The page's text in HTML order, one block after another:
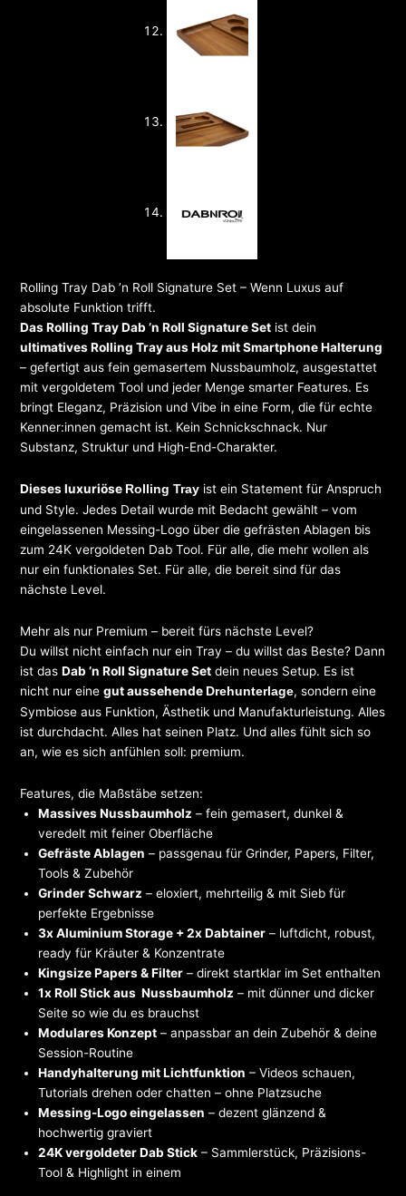
Rolling Tray Dab ’n Roll Signature Set – Wenn Luxus auf
absolute Funktion trifft.
Das Rolling Tray Dab ’n Roll Signature Set ist dein
ultimatives Rolling Tray aus Holz mit Smartphone Halterung
– gefertigt aus fein gemasertem Nussbaumholz, ausgestattet
mit vergoldetem Tool und jeder Menge smarter Features. Es
bringt Eleganz, Präzision und Vibe in eine Form, die für echte
Kenner:innen gemacht ist. Kein Schnickschnack. Nur
Substanz, Struktur und High-End-Charakter.
Dieses luxuriöse Rolling Tray ist ein Statement für Anspruch
und Style. Jedes Detail wurde mit Bedacht gewählt – vom
eingelassenen Messing-Logo über die gefrästen Ablagen bis
zum 24K vergoldeten Dab Tool. Für alle, die mehr wollen als
nur ein funktionales Set. Für alle, die bereit sind für das
nächste Level.
Mehr als nur Premium – bereit fürs nächste Level?
Du willst nicht einfach nur ein Tray – du willst das Beste? Dann
ist dasDab ’n Roll Signature Set dein neues Setup. Es ist
nicht nur einegut aussehende Drehunterlage, sondern eine
Symbiose aus Funktion, Ästhetik und Manufakturleistung. Alles
ist durchdacht. Alles hat seinen Platz. Und alles fühlt sich so
an, wie es sich anfühlen soll: premium.
Features, die Maßstäbe setzen:
Massives Nussbaumholz – fein gemasert, dunkel &
veredelt mit feiner Oberfläche
Gefräste Ablagen – passgenau für Grinder, Papers, Filter,
Tools & Zubehör
Grinder Schwarz – eloxiert, mehrteilig & mit Sieb für
perfekte Ergebnisse
3x Aluminium Storage + 2x Dabtainer – luftdicht, robust,
ready für Kräuter & Konzentrate
Kingsize Papers & Filter – direkt startklar im Set enthalten
1x Roll Stick aus Nussbaumholz – mit dünner und dicker
Seite so wie du es brauchst
Modulares Konzept – anpassbar an dein Zubehör & deine
Session-Routine
Handyhalterung mit Lichtfunktion – Videos schauen,
Tutorials drehen oder chatten – ohne Platzsuche
Messing-Logo eingelassen – dezent glänzend &
hochwertig graviert
24K vergoldeter Dab Stick – Sammlerstück, Präzisions-
Tool & Highlight in einem